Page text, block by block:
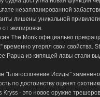
незапланированной
лишены уникальной
экипировки.
The Monk официально
утерял свои свойства.
Papua из кипящей лавы стали
"Благословение Исиды"
по достоинству оценят
Kryss - это новое оружие